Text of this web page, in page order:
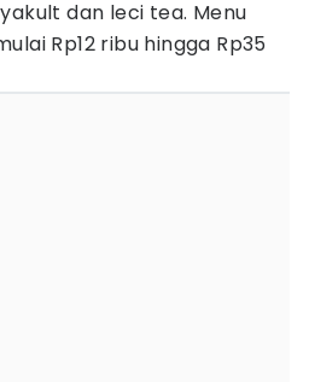
dan leci tea. Menu
Rp12 ribu hingga Rp35